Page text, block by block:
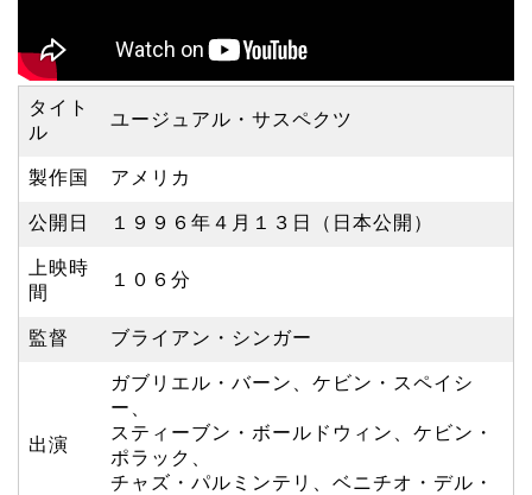
タイト
ル
ユージュアル・サスペクツ
製作国 アメリカ
公開日 １９９６年４月１３日（日本公開）
上映時
間
１０６分
監督 ブライアン・シンガー
出演
ガブリエル・バーン、ケビン・スペイシ
ー、
スティーブン・ボールドウィン、ケビン・
ポラック、
チャズ・パルミンテリ、ベニチオ・デル・